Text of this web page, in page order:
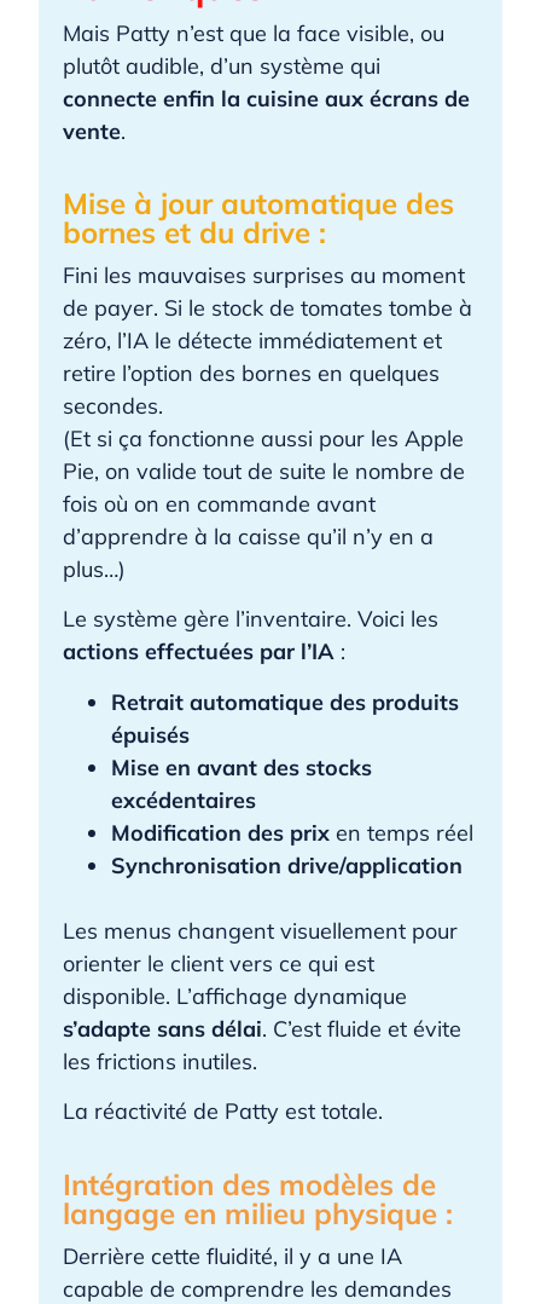
Mais Patty n’est que la face visible, ou
plutôt audible, d’un système qui
connecte enfin la cuisine aux écrans de
vente.
Mise à jour automatique des
bornes et du drive :
Fini les mauvaises surprises au moment
de payer. Si le stock de tomates tombe à
zéro, l’IA le détecte immédiatement et
retire l’option des bornes en quelques
secondes.
(Et si ça fonctionne aussi pour les Apple
Pie, on valide tout de suite le nombre de
fois où on en commande avant
d’apprendre à la caisse qu’il n’y en a
plus…)
Le système gère l’inventaire. Voici les
actions effectuées par l’IA :
Retrait automatique des produits
épuisés
Mise en avant des stocks
excédentaires
Modification des prix en temps réel
Synchronisation drive/application
Les menus changent visuellement pour
orienter le client vers ce qui est
disponible. L’affichage dynamique
s’adapte sans délai. C’est fluide et évite
les frictions inutiles.
La réactivité de Patty est totale.
Intégration des modèles de
langage en milieu physique :
Derrière cette fluidité, il y a une IA
capable de comprendre les demandes